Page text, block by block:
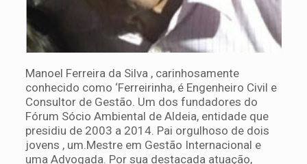
Manoel Ferreira da Silva , carinhosamente
conhecido como ‘Ferreirinha, é Engenheiro Civil e
Consultor de Gestão. Um dos fundadores do
Fórum Sócio Ambiental de Aldeia, entidade que
presidiu de 2003 a 2014. Pai orgulhoso de dois
jovens , um.Mestre em Gestão Internacional e
uma Advogada. Por sua destacada atuação,